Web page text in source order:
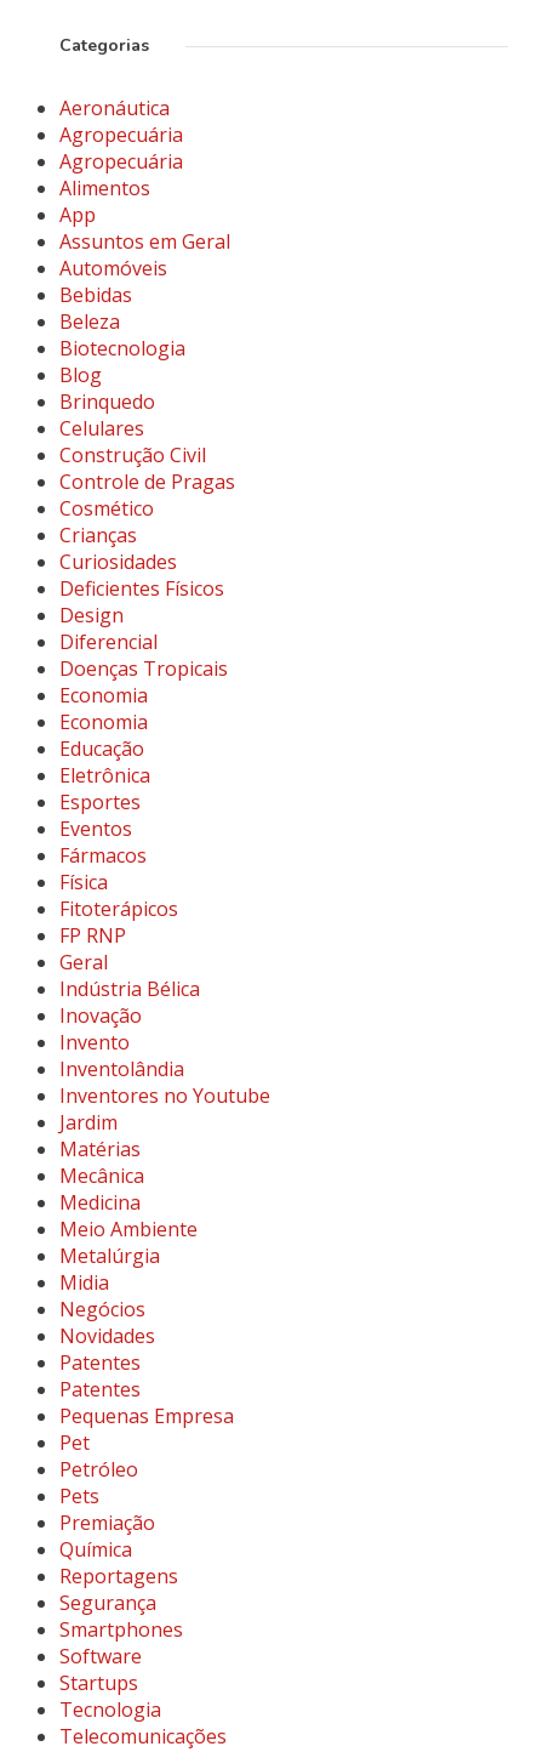
Categorias
Aeronáutica
Agropecuária
Agropecuária
Alimentos
App
Assuntos em Geral
Automóveis
Bebidas
Beleza
Biotecnologia
Blog
Brinquedo
Celulares
Construção Civil
Controle de Pragas
Cosmético
Crianças
Curiosidades
Deficientes Físicos
Design
Diferencial
Doenças Tropicais
Economia
Economia
Educação
Eletrônica
Esportes
Eventos
Fármacos
Física
Fitoterápicos
FP RNP
Geral
Indústria Bélica
Inovação
Invento
Inventolândia
Inventores no Youtube
Jardim
Matérias
Mecânica
Medicina
Meio Ambiente
Metalúrgia
Midia
Negócios
Novidades
Patentes
Patentes
Pequenas Empresa
Pet
Petróleo
Pets
Premiação
Química
Reportagens
Segurança
Smartphones
Software
Startups
Tecnologia
Telecomunicações